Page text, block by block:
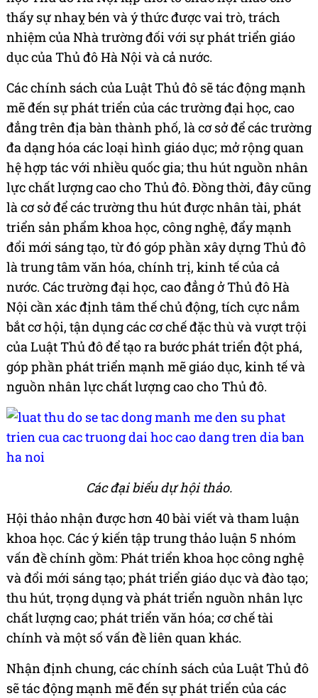
thấy sự nhaỵ bén và ý thức được vai trò, trách
nhiệm của Nhà trường đối với sự phát triển giáo
dục của Thủ đô Hà Nội và cả nước.
Các chính sách của Luật Thủ đô sẽ tác động mạnh
mẽ đến sự phát triển của các trường đại học, cao
đẳng trên địa bàn thành phố, là cơ sở để các trường
đa dạng hóa các loại hình giáo dục; mở rộng quan
hệ hợp tác với nhiều quốc gia; thu hút nguồn nhân
lực chất lượng cao cho Thủ đô. Đồng thời, đây cũng
là cơ sở để các trường thu hút được nhân tài, phát
triển sản phẩm khoa học, công nghệ, đẩy mạnh
đổi mới sáng tạo, từ đó góp phần xây dựng Thủ đô
là trung tâm văn hóa, chính trị, kinh tế của cả
nước. Các trường đại học, cao đẳng ở Thủ đô Hà
Nội cần xác định tâm thế chủ động, tích cực nắm
bắt cơ hội, tận dụng các cơ chế đặc thù và vượt trội
của Luật Thủ đô để tạo ra bước phát triển đột phá,
góp phần phát triển mạnh mẽ giáo dục, kinh tế và
nguồn nhân lực chất lượng cao cho Thủ đô.
Các đại biểu dự hội thảo.
Hội thảo nhận được hơn 40 bài viết và tham luận
khoa học. Các ý kiến tập trung thảo luận 5 nhóm
vấn đề chính gồm: Phát triển khoa học công nghệ
và đổi mới sáng tạo; phát triển giáo dục và đào tạo;
thu hút, trọng dụng và phát triển nguồn nhân lực
chất lượng cao; phát triển văn hóa; cơ chế tài
chính và một số vấn đề liên quan khác.
Nhận định chung, các chính sách của Luật Thủ đô
sẽ tác động mạnh mẽ đến sự phát triển của các